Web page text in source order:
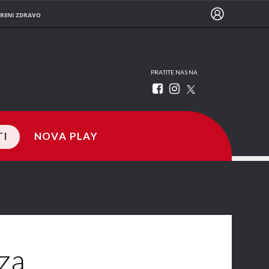
ZDRAVO
PRATITE NAS NA
NOVA PLAY